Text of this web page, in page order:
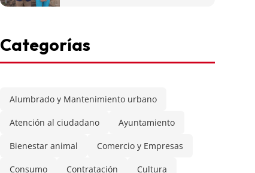
Categorías
Alumbrado y Mantenimiento urbano
Atención al ciudadano Ayuntamiento
Bienestar animal Comercio y Empresas
Consumo Contratación Cultura